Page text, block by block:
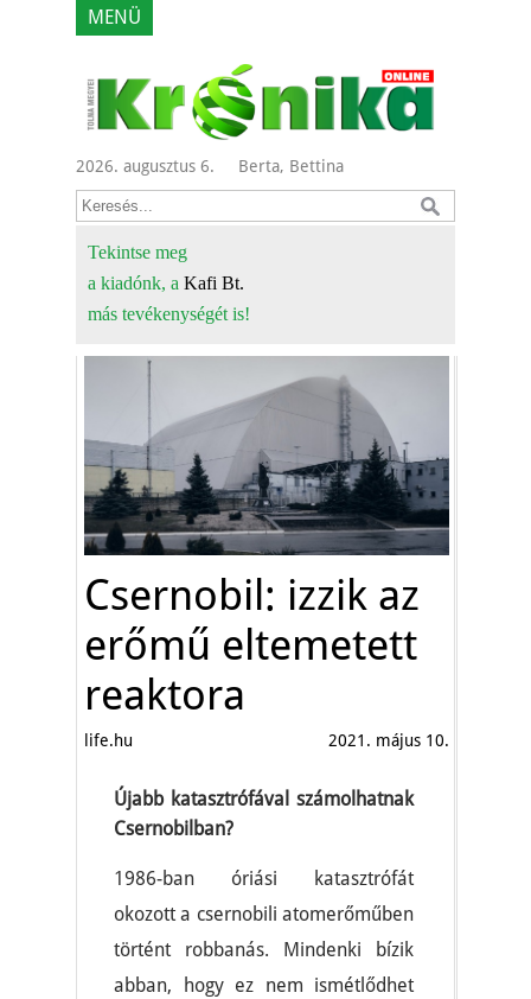
MENÜ
2026. augusztus 6. Berta, Bettina
Tekintse meg
a kiadónk, a Kafi Bt.
más tevékenységét is!
Csernobil: izzik az
erőmű eltemetett
reaktora
life.hu 2021. május 10.
Újabb katasztrófával számolhatnak
Csernobilban?
1986-ban óriási katasztrófát
okozott a csernobili atomerőműben
történt robbanás. Mindenki bízik
abban, hogy ez nem ismétlődhet